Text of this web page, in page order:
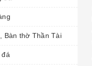
Bàn thờ Thần Tài